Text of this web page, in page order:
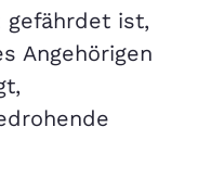
gefährdet ist,
Angehörigen